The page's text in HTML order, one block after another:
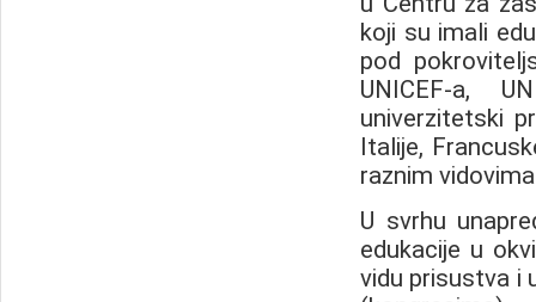
koji su imali
pod
UNICEF-a,
univerzitetski
Italije,
raznim
U svrhu
edukacije u
vidu prisustva i